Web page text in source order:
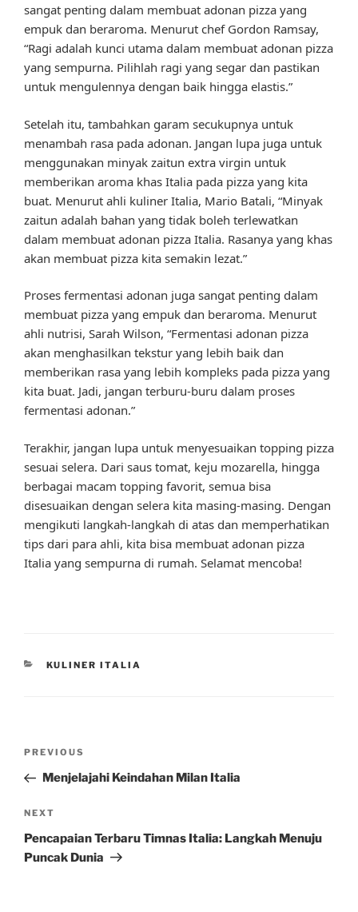
sangat penting dalam membuat adonan pizza yang
empuk dan beraroma. Menurut chef Gordon Ramsay,
“Ragi adalah kunci utama dalam membuat adonan pizza
yang sempurna. Pilihlah ragi yang segar dan pastikan
untuk mengulennya dengan baik hingga elastis.”
Setelah itu, tambahkan garam secukupnya untuk
menambah rasa pada adonan. Jangan lupa juga untuk
menggunakan minyak zaitun extra virgin untuk
memberikan aroma khas Italia pada pizza yang kita
buat. Menurut ahli kuliner Italia, Mario Batali, “Minyak
zaitun adalah bahan yang tidak boleh terlewatkan
dalam membuat adonan pizza Italia. Rasanya yang khas
akan membuat pizza kita semakin lezat.”
Proses fermentasi adonan juga sangat penting dalam
membuat pizza yang empuk dan beraroma. Menurut
ahli nutrisi, Sarah Wilson, “Fermentasi adonan pizza
akan menghasilkan tekstur yang lebih baik dan
memberikan rasa yang lebih kompleks pada pizza yang
kita buat. Jadi, jangan terburu-buru dalam proses
fermentasi adonan.”
Terakhir, jangan lupa untuk menyesuaikan topping pizza
sesuai selera. Dari saus tomat, keju mozarella, hingga
berbagai macam topping favorit, semua bisa
disesuaikan dengan selera kita masing-masing. Dengan
mengikuti langkah-langkah di atas dan memperhatikan
tips dari para ahli, kita bisa membuat adonan pizza
Italia yang sempurna di rumah. Selamat mencoba!
CATEGORIES
KULINER ITALIA
Previous
Post
PREVIOUS
Menjelajahi Keindahan Milan Italia
Next
Post
NEXT
Pencapaian Terbaru Timnas Italia: Langkah Menuju
Puncak Dunia